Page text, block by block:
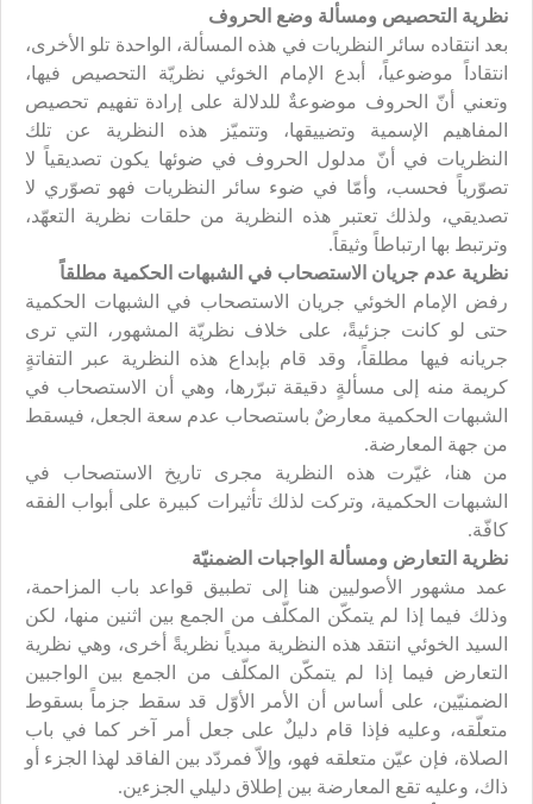
نظرية التحصيص ومسألة وضع الحروف
بعد انتقاده سائر النظريات في هذه المسألة، الواحدة تلو الأخرى،
انتقاداً موضوعياً، أبدع الإمام الخوئي نظريّة التحصيص فيها،
وتعني أنّ الحروف موضوعةٌ للدلالة على إرادة تفهيم تحصيص
المفاهيم الإسمية وتضييقها، وتتميّز هذه النظرية عن تلك
النظريات في أنّ مدلول الحروف في ضوئها يكون تصديقياً لا
تصوّرياً فحسب، وأمّا في ضوء سائر النظريات فهو تصوّري لا
تصديقي، ولذلك تعتبر هذه النظرية من حلقات نظرية التعهّد،
وترتبط بها ارتباطاً وثيقاً.
نظرية عدم جريان الاستصحاب في الشبهات الحكمية مطلقاً
رفض الإمام الخوئي جريان الاستصحاب في الشبهات الحكمية
حتى لو كانت جزئيةً، على خلاف نظريّة المشهور، التي ترى
جريانه فيها مطلقاً، وقد قام بإبداع هذه النظرية عبر التفاتةٍ
كريمة منه إلى مسألةٍ دقيقة تبرّرها، وهي أن الاستصحاب في
الشبهات الحكمية معارضٌ باستصحاب عدم سعة الجعل، فيسقط
من جهة المعارضة.
من هنا، غيّرت هذه النظرية مجرى تاريخ الاستصحاب في
الشبهات الحكمية، وتركت لذلك تأثيرات كبيرة على أبواب الفقه
كافّة.
نظرية التعارض ومسألة الواجبات الضمنيّة
عمد مشهور الأصوليين هنا إلى تطبيق قواعد باب المزاحمة،
وذلك فيما إذا لم يتمكّن المكلّف من الجمع بين اثنين منها، لكن
السيد الخوئي انتقد هذه النظرية مبدياً نظريةً أخرى، وهي نظرية
التعارض فيما إذا لم يتمكّن المكلّف من الجمع بين الواجبين
الضمنيّين، على أساس أن الأمر الأوّل قد سقط جزماً بسقوط
متعلّقه، وعليه فإذا قام دليلٌ على جعل أمر آخر كما في باب
الصلاة، فإن عيّن متعلقه فهو، وإلاّ فمردّد بين الفاقد لهذا الجزء أو
ذاك، وعليه تقع المعارضة بين إطلاق دليلي الجزءين.